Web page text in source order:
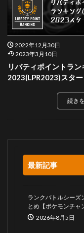
2022年12月30日
2023年3月10日
リバティポイントラン
2023(LPR2023)スター
続き
最新記事
ランクバトルシーズ
とめ【ポケモンチャ
2026年8月5日